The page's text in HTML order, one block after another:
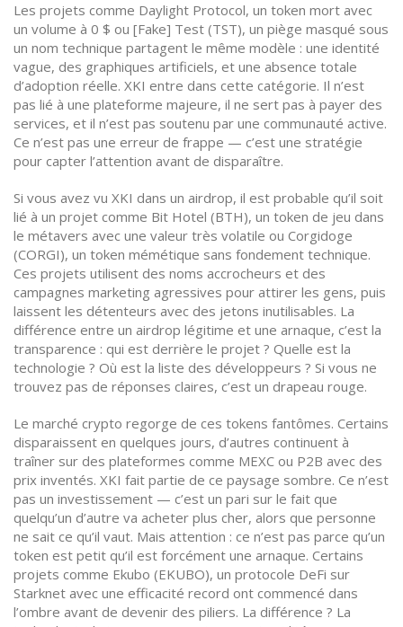
Les projets comme Daylight Protocol, un token mort avec
un volume à 0 $ ou [Fake] Test (TST), un piège masqué sous
un nom technique partagent le même modèle : une identité
vague, des graphiques artificiels, et une absence totale
d’adoption réelle. XKI entre dans cette catégorie. Il n’est
pas lié à une plateforme majeure, il ne sert pas à payer des
services, et il n’est pas soutenu par une communauté active.
Ce n’est pas une erreur de frappe — c’est une stratégie
pour capter l’attention avant de disparaître.
Si vous avez vu XKI dans un airdrop, il est probable qu’il soit
lié à un projet comme Bit Hotel (BTH), un token de jeu dans
le métavers avec une valeur très volatile ou Corgidoge
(CORGI), un token mémétique sans fondement technique.
Ces projets utilisent des noms accrocheurs et des
campagnes marketing agressives pour attirer les gens, puis
laissent les détenteurs avec des jetons inutilisables. La
différence entre un airdrop légitime et une arnaque, c’est la
transparence : qui est derrière le projet ? Quelle est la
technologie ? Où est la liste des développeurs ? Si vous ne
trouvez pas de réponses claires, c’est un drapeau rouge.
Le marché crypto regorge de ces tokens fantômes. Certains
disparaissent en quelques jours, d’autres continuent à
traîner sur des plateformes comme MEXC ou P2B avec des
prix inventés. XKI fait partie de ce paysage sombre. Ce n’est
pas un investissement — c’est un pari sur le fait que
quelqu’un d’autre va acheter plus cher, alors que personne
ne sait ce qu’il vaut. Mais attention : ce n’est pas parce qu’un
token est petit qu’il est forcément une arnaque. Certains
projets comme Ekubo (EKUBO), un protocole DeFi sur
Starknet avec une efficacité record ont commencé dans
l’ombre avant de devenir des piliers. La différence ? La